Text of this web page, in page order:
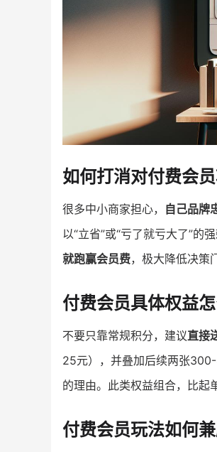
如何打消对付费会员
很多中小商家担心， 自己品牌
以“立省”或“亏了就亏大了”的
就跑赢会员费，极大降低决策
付费会员具体权益
不要只靠常规积分，建议直接
25元），并叠加后续两张
的理由。此类权益组合，比起
付费会员玩法如何